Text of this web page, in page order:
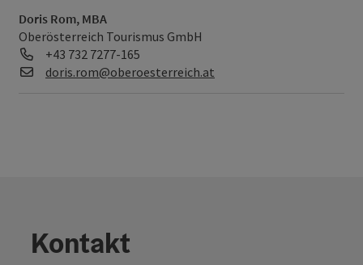
Doris Rom, MBA
Oberösterreich Tourismus GmbH
Telefon
+43 732 7277-165
E-Mail
doris.rom@oberoesterreich.at
Kontakt